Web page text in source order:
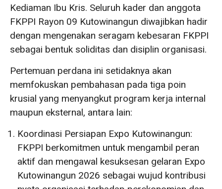
Kediaman Ibu Kris. Seluruh kader dan anggota
FKPPI Rayon 09 Kutowinangun diwajibkan hadir
dengan mengenakan seragam kebesaran FKPPI
sebagai bentuk soliditas dan disiplin organisasi.
Pertemuan perdana ini setidaknya akan
memfokuskan pembahasan pada tiga poin
krusial yang menyangkut program kerja internal
maupun eksternal, antara lain:
Koordinasi Persiapan Expo Kutowinangun:
FKPPI berkomitmen untuk mengambil peran
aktif dan mengawal kesuksesan gelaran Expo
Kutowinangun 2026 sebagai wujud kontribusi